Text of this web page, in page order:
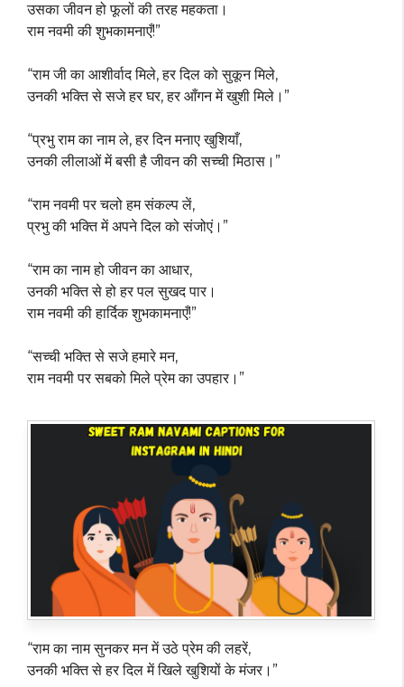
उसका जीवन हो फूलों की तरह महकता।
राम नवमी की शुभकामनाएँ!”
“राम जी का आशीर्वाद मिले, हर दिल को सुकून मिले,
उनकी भक्ति से सजे हर घर, हर आँगन में खुशी मिले।”
“प्रभु राम का नाम ले, हर दिन मनाए खुशियाँ,
उनकी लीलाओं में बसी है जीवन की सच्ची मिठास।”
“राम नवमी पर चलो हम संकल्प लें,
प्रभु की भक्ति में अपने दिल को संजोएं।”
“राम का नाम हो जीवन का आधार,
उनकी भक्ति से हो हर पल सुखद पार।
राम नवमी की हार्दिक शुभकामनाएँ!”
“सच्ची भक्ति से सजे हमारे मन,
राम नवमी पर सबको मिले प्रेम का उपहार।”
“राम का नाम सुनकर मन में उठे प्रेम की लहरें,
उनकी भक्ति से हर दिल में खिले खुशियों के मंजर।”